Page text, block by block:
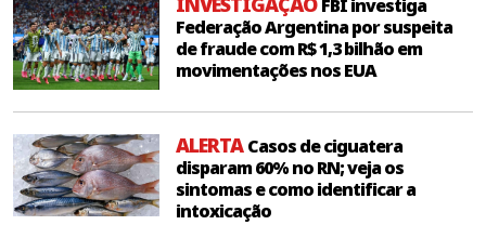
FBI investiga
Federação Argentina por suspeita
de fraude com R$ 1,3 bilhão em
movimentações nos EUA
ALERTACasos de ciguatera
disparam 60% no RN; veja os
sintomas e como identificar a
intoxicação